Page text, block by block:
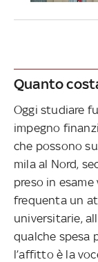
Quanto
Oggi studiare
impegno
che possono
mila al Nord,
preso in
frequenta un
universitarie,
qualche spesa
l’affitto è la